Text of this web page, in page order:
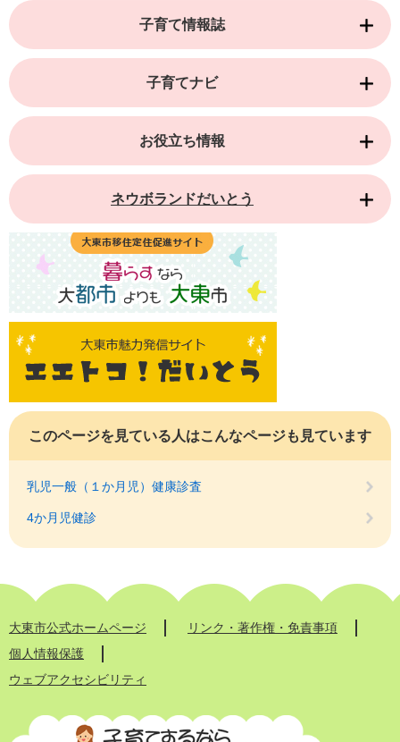
子育て情報誌
子育てナビ
お役立ち情報
ネウボランドだいとう
このページを見ている人はこんなページも見ています
乳児一般（１か月児）健康診査
4か月児健診
大東市公式ホームページ
リンク・著作権・免責事項
個人情報保護
ウェブアクセシビリティ